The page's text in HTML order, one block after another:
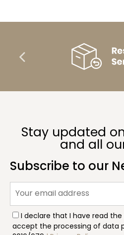
Stay updated
and all
Subscribe to our
I declare that I have read
accept the processing of data